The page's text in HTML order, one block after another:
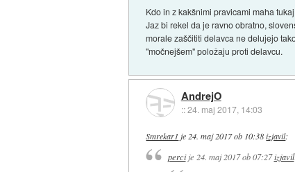
Kdo in z kakšnimi pravicami maha
Jaz bi rekel da je ravno obratno,
morale zaščititi delavca ne delujejo
"močnejšem" položaju proti delavcu.
AndrejO
::24. maj 2017, 14:03
Smrekar1 je 24. maj 2017 ob 10:38 izjavil:
percije 24. maj 2017 ob 07:27 izjavil